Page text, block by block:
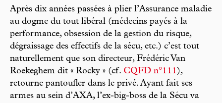
Après dix années passées à plier l’Assurance maladie
au dogme du tout libéral (médecins payés à la
performance, obsession de la gestion du risque,
dégraissage des effectifs de la sécu, etc.) c’est tout
naturellement que son directeur, Frédéric Van
Roekeghem dit « Rocky » (cf. CQFD n°111 ),
retourne pantoufler dans le privé. Ayant fait ses
armes au sein d’AXA, l’ex-big-boss de la Sécu va